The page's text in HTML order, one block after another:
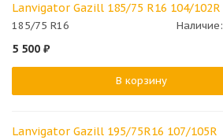
Lanvigator Gazill 185/75 R16 104/102R
185/75 R16 Наличие:
5 500 ₽
В корзину
Lanvigator Gazill 195/75R16 107/105R